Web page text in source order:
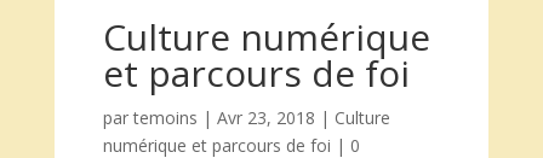
Culture numérique
et parcours de foi
partemoins | Avr 23, 2018 | Culture
numérique et parcours de foi | 0